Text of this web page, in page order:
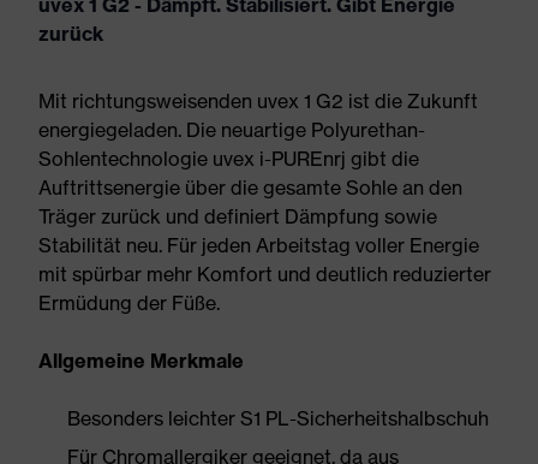
uvex 1 G2 - Dämpft. Stabilisiert. Gibt Energie
zurück
Mit richtungsweisenden uvex 1 G2 ist die Zukunft
energiegeladen. Die neuartige Polyurethan-
Sohlentechnologie uvex i-PUREnrj gibt die
Auftrittsenergie über die gesamte Sohle an den
Träger zurück und definiert Dämpfung sowie
Stabilität neu. Für jeden Arbeitstag voller Energie
mit spürbar mehr Komfort und deutlich reduzierter
Ermüdung der Füße.
Allgemeine Merkmale
Besonders leichter S1 PL-Sicherheitshalbschuh
Für Chromallergiker geeignet, da aus